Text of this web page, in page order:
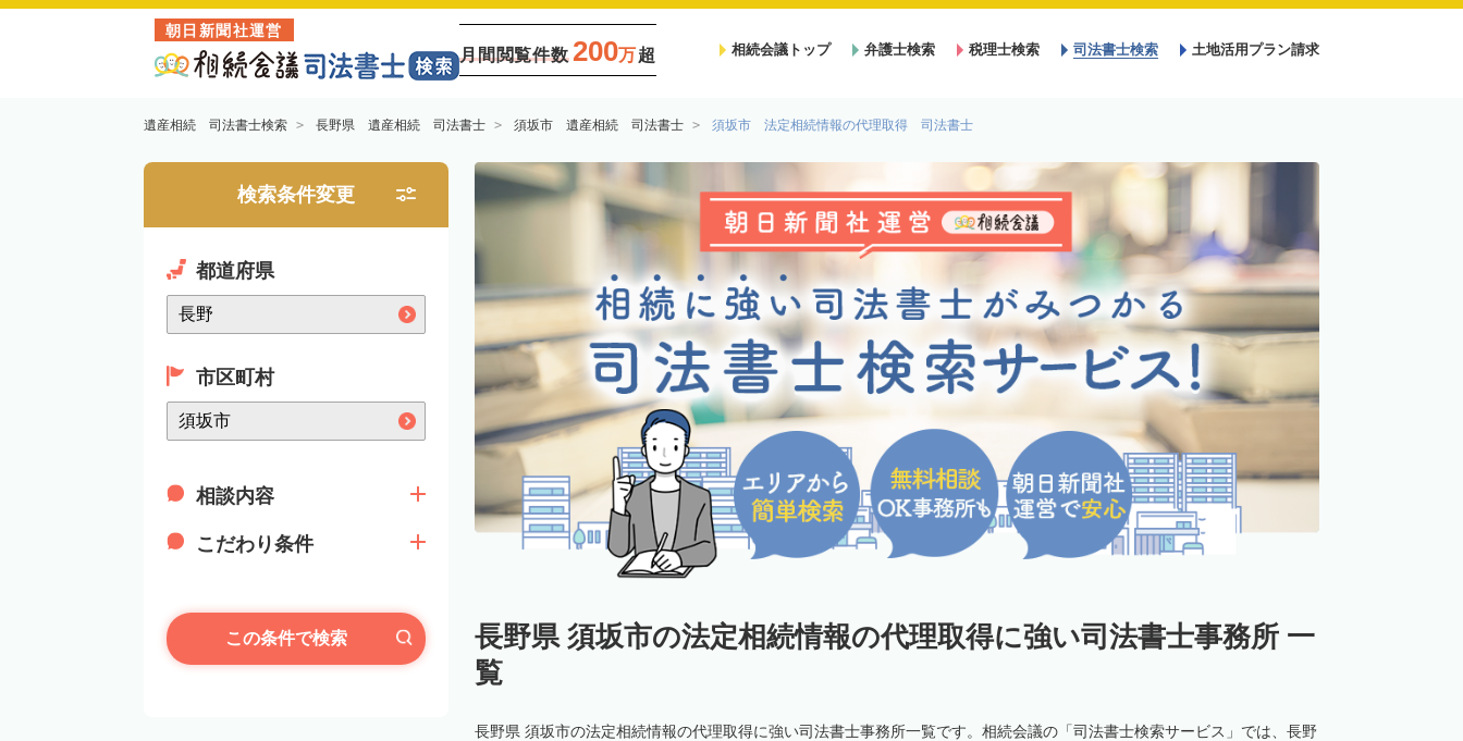
朝日新聞社運営
月間閲覧件数 200万超 相続会議トップ 弁護士検索 税理士検索 司法書士検索 土地活用プラン請求
遺産相続 司法書士検索 長野県 遺産相続 司法書士 須坂市 遺産相続 司法書士 須坂市 法定相続情報の代理取得 司法書士
検索条件変更
都道府県
市区町村
相談内容
こだわり条件
この条件で検索
長野県 須坂市の法定相続情報の代理取得に強い司法書士事務所 一
覧
長野県 須坂市の法定相続情報の代理取得に強い司法書士事務所一覧です。相続会議の「司法書士検索サービス」では、長野